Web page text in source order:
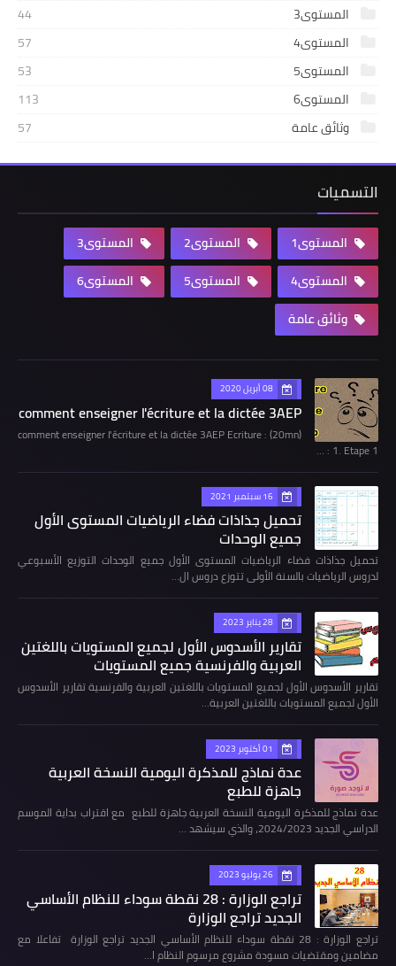
المستوى3
44
المستوى4
57
المستوى5
53
المستوى6
113
وثائق عامة
57
التسميات
المستوى1 المستوى2
المستوى3
المستوى4
المستوى5
المستوى6
وثائق عامة
08 أبريل 2020
comment enseigner l'écriture et la dictée 3AEP
comment enseigner l'écriture et la dictée 3AEP Ecriture : (20mn)
1. Etape 1 : …
16 سبتمبر 2021
تحميل جذاذات فضاء الرياضيات المستوى الأول
جميع الوحدات
تحميل جذاذات فضاء الرياضيات المستوى الأول جميع الوحدات التوزيع الأسبوعي
لدروس الرياضيات بالسنة الأولى تتوزع دروس ال…
28 يناير 2023
تقارير الأسدوس الأول لجميع المستويات باللغتين
العربية والفرنسية جميع المستويات
تقارير الأسدوس الأول لجميع المستويات باللغتين العربية والفرنسية تقارير الأسدوس
الأول لجميع المستويات باللغتين العربية…
01 أكتوبر 2023
عدة نماذج للمذكرة اليومية النسخة العربية
جاهزة للطبع
عدة نماذج للمذكرة اليومية النسخة العربية جاهزة للطبع مع اقتراب بداية الموسم
الدراسي الجديد 2024/2023، والذي سيشهد …
26 يوليو 2023
تراجع الوزارة : 28 نقطة سوداء للنظام الأساسي
الجديد تراجع الوزارة
تراجع الوزارة : 28 نقطة سوداء للنظام الأساسي الجديد تراجع الوزارة تفاعلا مع
مضامين ومقتضيات مسودة مشروع مرسوم النظام ا…